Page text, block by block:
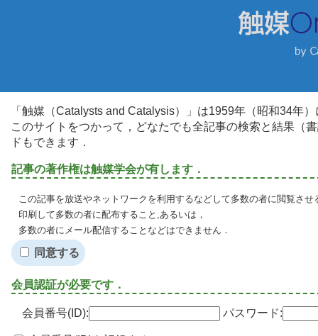
「触媒（Catalysts and Catalysis）」は1959年（昭和34年
このサイトをつかって，どなたでも全記事の検索と結果（
ドもできます．
記事の著作権は触媒学会が有します．
この記事を放送やネットワークを利用するなどして多数の者に閲覧させ
印刷して多数の者に配布すること,あるいは，
多数の者にメール配信することなどはできません．
同意する
会員認証が必要です．
会員番号(ID): パスワード: